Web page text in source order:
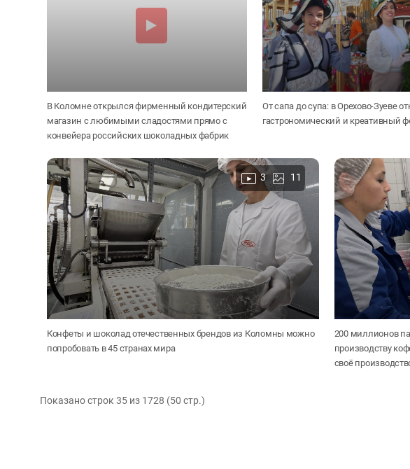
В Коломне открылся фирменный кондитерский
магазин с любимыми сладостями прямо с
конвейера российских шоколадных фабрик
От сапа до супа: в Орехово-Зуеве
гастрономический и креативный
3 11
Конфеты и шоколад отечественных брендов из Коломны можно
попробовать в 45 странах мира
200 миллионов
производству
своё
Показано строк 35 из 1728 (50 cтр.)